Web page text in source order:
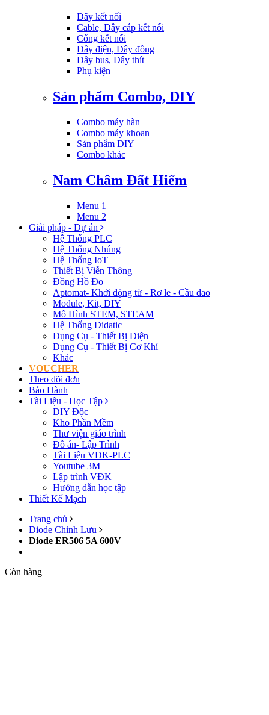
Dây kết nối
Cable, Dây cáp kết nối
Cổng kết nối
Đây điện, Dây đồng
Dây bus, Dây thít
Phụ kiện
Sản phẩm Combo, DIY
Combo máy hàn
Combo máy khoan
Sản phẩm DIY
Combo khác
Nam Châm Đất Hiếm
Menu 1
Menu 2
Giải pháp - Dự án
Hệ Thống PLC
Hệ Thống Nhúng
Hệ Thống IoT
Thiết Bị Viễn Thông
Đồng Hồ Đo
Aptomat- Khởi động từ - Rơ le - Cầu dao
Module, Kit, DIY
Mô Hình STEM, STEAM
Hệ Thống Didatic
Dụng Cụ - Thiết Bị Điện
Dụng Cụ - Thiết Bị Cơ Khí
Khác
VOUCHER
Theo dõi đơn
Bảo Hành
Tài Liệu - Học Tập
DIY Độc
Kho Phần Mềm
Thư viện giáo trình
Đồ án- Lập Trình
Tài Liệu VĐK-PLC
Youtube 3M
Lập trình VĐK
Hướng dẫn học tập
Thiết Kế Mạch
Trang chủ
Diode Chỉnh Lưu
Diode ER506 5A 600V
Còn hàng